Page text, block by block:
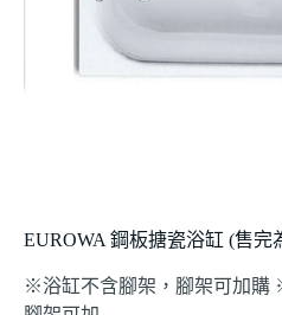
EUROWA 鋼板搪瓷浴缸 (售完
※浴缸不含腳架，腳架可加購